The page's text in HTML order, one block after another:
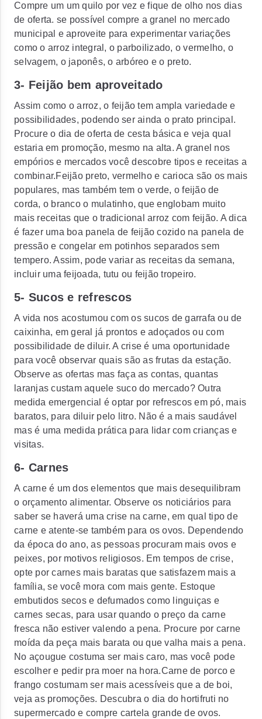
Compre um um quilo por vez e fique de olho nos dias
de oferta. se possível compre a granel no mercado
municipal e aproveite para experimentar variações
como o arroz integral, o parboilizado, o vermelho, o
selvagem, o japonês, o arbóreo e o preto.
3- Feijão bem aproveitado
Assim como o arroz, o feijão tem ampla variedade e
possibilidades, podendo ser ainda o prato principal.
Procure o dia de oferta de cesta básica e veja qual
estaria em promoção, mesmo na alta. A granel nos
empórios e mercados você descobre tipos e receitas a
combinar.Feijão preto, vermelho e carioca são os mais
populares, mas também tem o verde, o feijão de
corda, o branco o mulatinho, que englobam muito
mais receitas que o tradicional arroz com feijão. A dica
é fazer uma boa panela de feijão cozido na panela de
pressão e congelar em potinhos separados sem
tempero. Assim, pode variar as receitas da semana,
incluir uma feijoada, tutu ou feijão tropeiro.
5- Sucos e refrescos
A vida nos acostumou com os sucos de garrafa ou de
caixinha, em geral já prontos e adoçados ou com
possibilidade de diluir. A crise é uma oportunidade
para você observar quais são as frutas da estação.
Observe as ofertas mas faça as contas, quantas
laranjas custam aquele suco do mercado? Outra
medida emergencial é optar por refrescos em pó, mais
baratos, para diluir pelo litro. Não é a mais saudável
mas é uma medida prática para lidar com crianças e
visitas.
6- Carnes
A carne é um dos elementos que mais desequilibram
o orçamento alimentar. Observe os noticiários para
saber se haverá uma crise na carne, em qual tipo de
carne e atente-se também para os ovos. Dependendo
da época do ano, as pessoas procuram mais ovos e
peixes, por motivos religiosos. Em tempos de crise,
opte por carnes mais baratas que satisfazem mais a
família, se você mora com mais gente. Estoque
embutidos secos e defumados como linguiças e
carnes secas, para usar quando o preço da carne
fresca não estiver valendo a pena. Procure por carne
moída da peça mais barata ou que valha mais a pena.
No açougue costuma ser mais caro, mas você pode
escolher e pedir pra moer na hora.Carne de porco e
frango costumam ser mais acessíveis que a de boi,
veja as promoções. Descubra o dia do hortifruti no
supermercado e compre cartela grande de ovos.